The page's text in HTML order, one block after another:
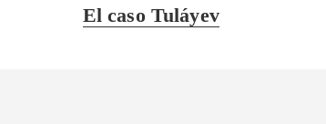
Entrada
El caso Tuláyev